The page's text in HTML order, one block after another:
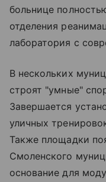
больнице
отделения
лаборатория с
В нескольких
строят "умные"
Завершается
уличных
Также площадки
Смоленского
основание для